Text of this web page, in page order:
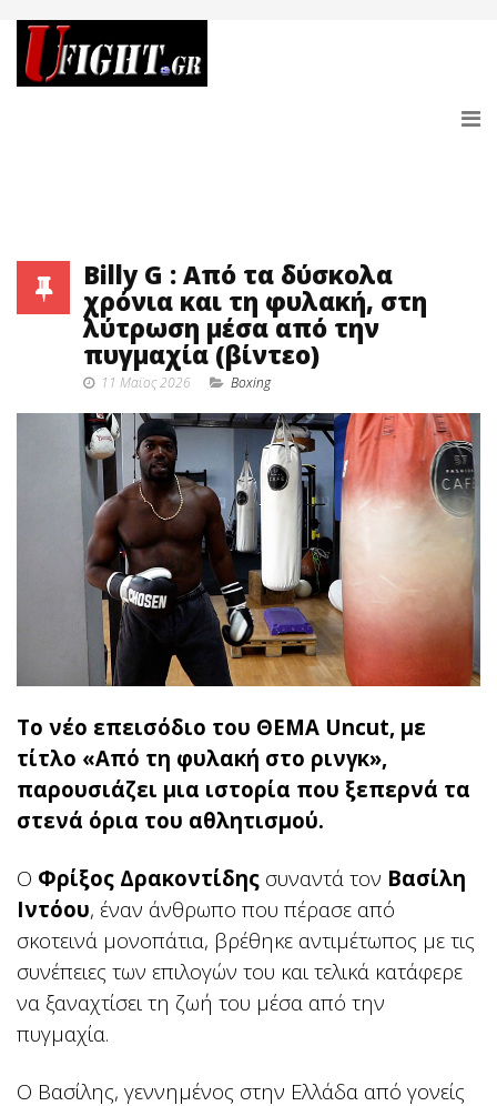
Billy G : Από τα δύσκολα
χρόνια και τη φυλακή, στη
λύτρωση μέσα από την
πυγμαχία (βίντεο)
11 Μαϊος 2026 Boxing
Το νέο επεισόδιο του ΘΕΜΑ Uncut, με
τίτλο «Από τη φυλακή στο ρινγκ»,
παρουσιάζει μια ιστορία που ξεπερνά τα
στενά όρια του αθλητισμού.
Ο Φρίξος Δρακοντίδης συναντά τον Βασίλη
Ιντόου, έναν άνθρωπο που πέρασε από
σκοτεινά μονοπάτια, βρέθηκε αντιμέτωπος με τις
συνέπειες των επιλογών του και τελικά κατάφερε
να ξαναχτίσει τη ζωή του μέσα από την
πυγμαχία.
Ο Βασίλης, γεννημένος στην Ελλάδα από γονείς